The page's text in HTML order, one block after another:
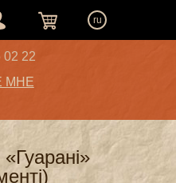
ru
02 22
МНЕ